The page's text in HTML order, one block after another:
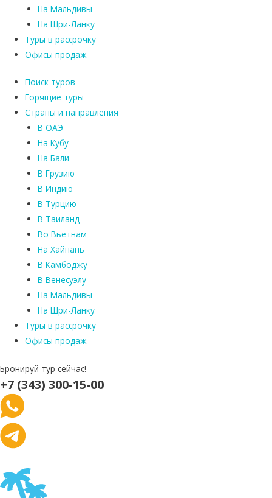
На Мальдивы
На Шри-Ланку
Туры в рассрочку
Офисы продаж
Поиск туров
Горящие туры
Страны и направления
В ОАЭ
На Кубу
На Бали
В Грузию
В Индию
В Турцию
В Таиланд
Во Вьетнам
На Хайнань
В Камбоджу
В Венесуэлу
На Мальдивы
На Шри-Ланку
Туры в рассрочку
Офисы продаж
Бронируй тур сейчас!
+7 (343) 300-15-00